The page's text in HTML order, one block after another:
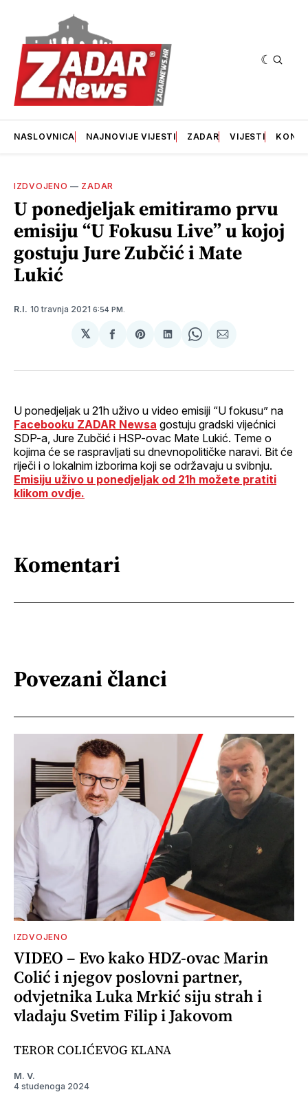
NASLOVNICA NAJNOVIJE VIJESTI ZADAR VIJESTI
IZDVOJENO — ZADAR
U ponedjeljak emitiramo prvu
emisiju “U Fokusu Live” u kojoj
gostuju Jure Zubčić i Mate
Lukić
R.I. 10 travnja 2021 6:54 PM.
𝕏
podijeliSharepodijeliSharepodijeli
U ponedjeljak u 21h uživo u video emisiji “U fokusu” na
Facebooku ZADAR Newsa gostuju gradski vijećnici
SDP-a, Jure Zubčić i HSP-ovac Mate Lukić. Teme o
kojima će se raspravljati su dnevnopolitičke naravi. Bit će
riječi i o lokalnim izborima koji se održavaju u svibnju.
Emisiju uživo u ponedjeljak od 21h možete pratiti
klikom ovdje.
Komentari
Povezani članci
IZDVOJENO
VIDEO – Evo kako HDZ-ovac Marin
Colić i njegov poslovni partner,
odvjetnika Luka Mrkić siju strah i
vladaju Svetim Filip i Jakovom
TEROR COLIĆEVOG KLANA
M. V.
4 studenoga 2024